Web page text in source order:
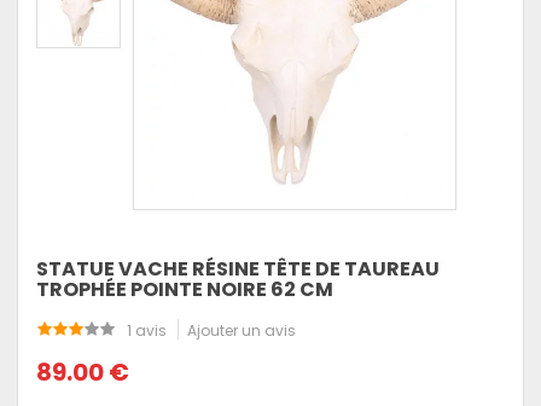
STATUE VACHE RÉSINE TÊTE DE TAUREAU
TROPHÉE POINTE NOIRE 62 CM
1 avis Ajouter un avis
89.00 €